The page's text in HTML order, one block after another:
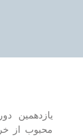
یازدهمین
محبوب از